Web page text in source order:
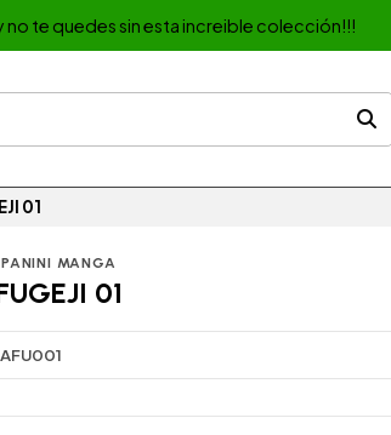
no te quedes sin esta increible colección!!!
01
MANGA
01